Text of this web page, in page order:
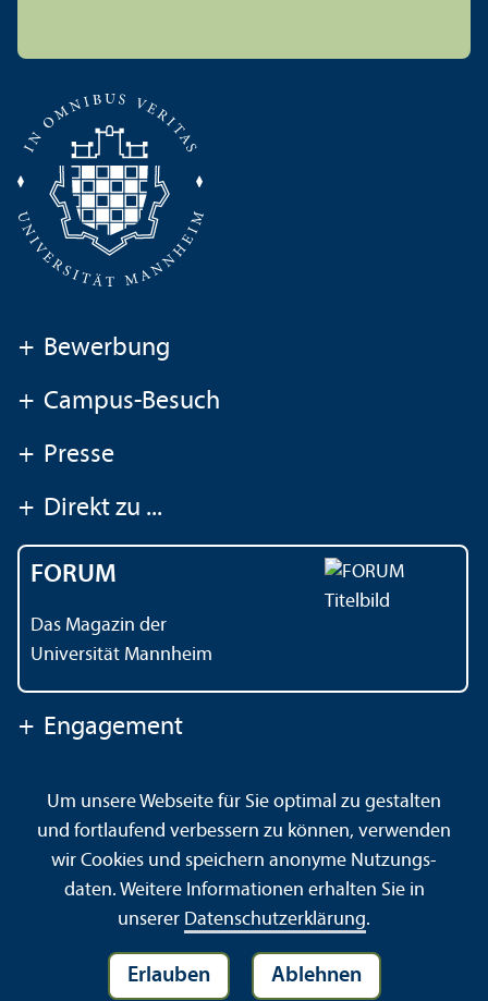
+ Bewerbung
+ Campus-Besuch
+ Presse
+ Direkt zu ...
FORUM
Das Magazin der
Universität Mannheim
+ Engagement
Kontakt Impressum Datenschutz
Barrierefreiheit
Gebärdensprache
Leichte Sprache
Sitemap
Hausordnung
Sicherheit und Notfälle
Um unsere Webseite für Sie optimal zu gestalten
und fortlaufend verbessern zu können, verwenden
wir Cookies und speichern anonyme Nutzungs­
daten. Weitere Informationen erhalten Sie in
unserer Datenschutz­erklärung.
Erlauben Ablehnen